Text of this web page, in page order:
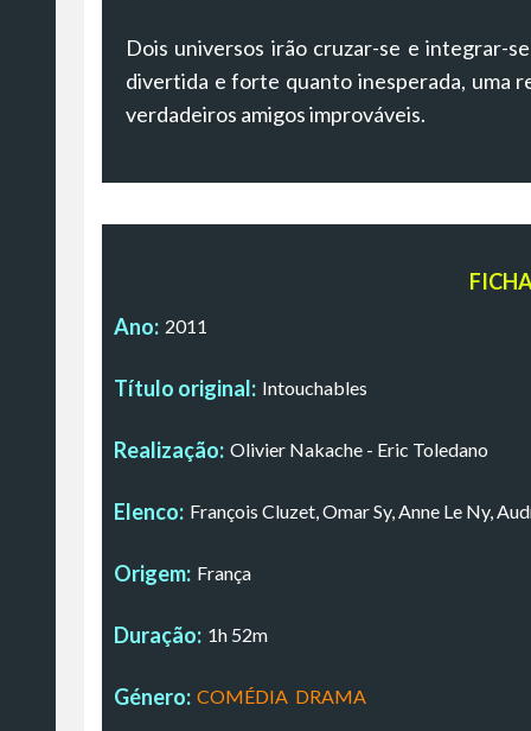
Dois universos irão cruzar-se e integrar-
divertida e forte quanto inesperada, uma
verdadeiros amigos improváveis.
Ano: 2011
Título original: Intouchables
Realização: Olivier Nakache - Eric Toledano
Elenco: François Cluzet, Omar Sy, Anne Le Ny,
Origem: França
Duração: 1h 52m
Género: COMÉDIA, DRAMA